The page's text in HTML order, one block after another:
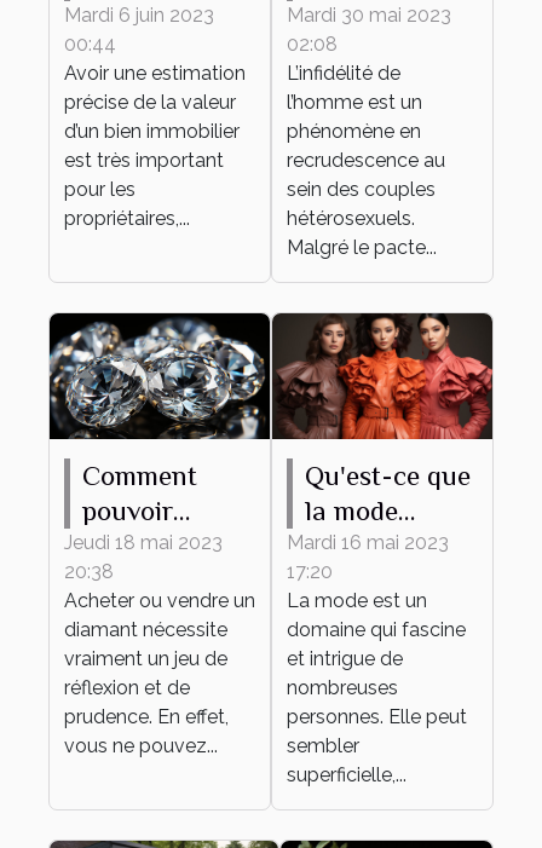
ce qu’il faut
savoir
Mardi 6 juin 2023
00:44
Avoir une estimation
précise de la valeur
d’un bien immobilier
est très important
pour les
propriétaires,...
l’infidélité de
l’homme dans
un couple ?
Mardi 30 mai 2023
02:08
L’infidélité de
l’homme est un
phénomène en
recrudescence au
sein des couples
hétérosexuels.
Malgré le pacte...
Comment
pouvoir
estimer le prix
d’un diamant
?
Jeudi 18 mai 2023
20:38
Acheter ou vendre un
diamant nécessite
vraiment un jeu de
réflexion et de
prudence. En effet,
vous ne pouvez...
Qu'est-ce que
la mode
apporte ?
Mardi 16 mai 2023
17:20
La mode est un
domaine qui fascine
et intrigue de
nombreuses
personnes. Elle peut
sembler
superficielle,...